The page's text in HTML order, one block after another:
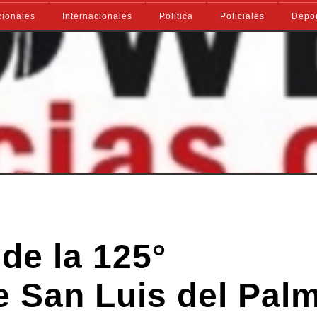
Internacionales Politica Policiales
la 125°
San Luis del